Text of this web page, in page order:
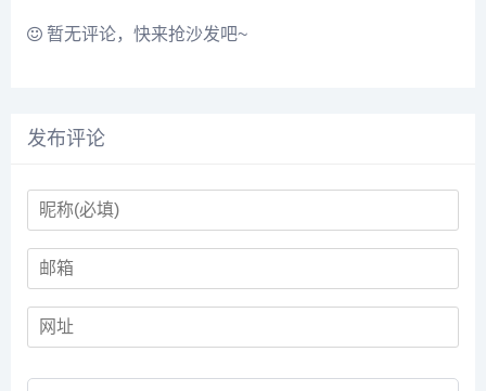
暂无评论，快来抢沙发吧~
发布评论